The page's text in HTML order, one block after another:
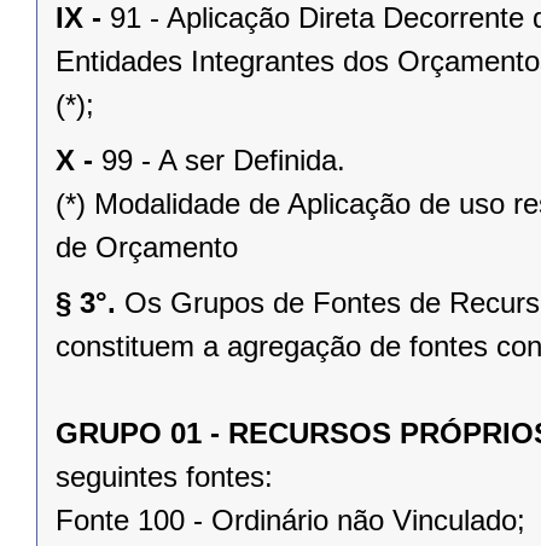
IX - 91 - Aplicação Direta
Entidades Integrantes dos
(*);
X - 99 - A ser Definida.
(*) Modalidade de Aplicação de uso
de Orçamento
§ 3°. Os Grupos de Fontes de
constituem a agregação de fontes
GRUPO 01 - RECURSOS
seguintes fontes:
Fonte 100 - Ordinário não Vinculado;